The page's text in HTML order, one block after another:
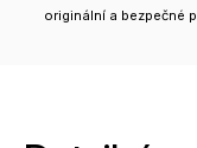
originální a bezpečné